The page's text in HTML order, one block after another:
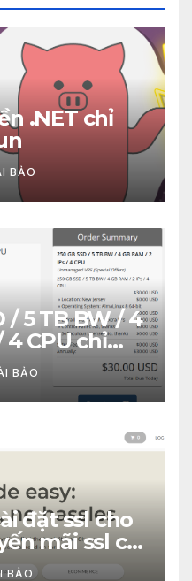
.NET chỉ
BẢO
/ 5 TB BW / 4
4 CPU chỉ
BẢO
đặt ssl cho
mãi ssl chỉ
BẢO